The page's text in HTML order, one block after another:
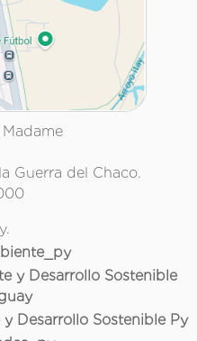
Guerra del Chaco.
y Desarrollo Sostenible
Desarrollo Sostenible Py